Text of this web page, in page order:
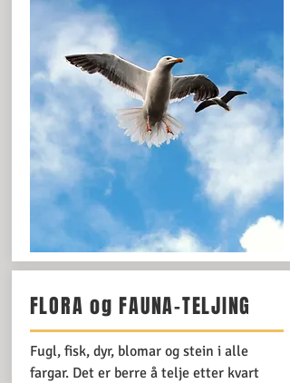
FLORA og FAUNA-TELJING
Fugl, fisk, dyr, blomar og stein i alle
fargar. Det er berre å telje etter kvart